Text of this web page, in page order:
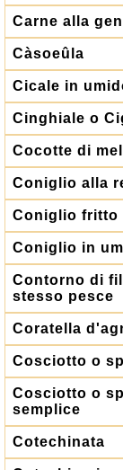
Carne alla
Càsoeûla
Cicale in
Cinghiale o
Cocotte di
Coniglio alla
Coniglio fritto
Coniglio in
Contorno di
stesso pesce
Coratella
Cosciotto o
Cosciotto o
semplice
Cotechinata